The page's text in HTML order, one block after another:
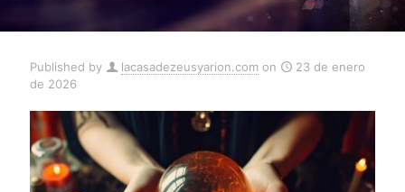
Published by lacasadezeusyarion.com on
23 de enero
de 2026